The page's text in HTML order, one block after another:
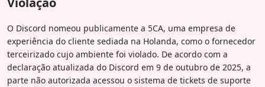
O Discord nomeou publicamente a 5CA, uma empresa de
experiência do cliente sediada na Holanda, como o fornecedor
terceirizado cujo ambiente foi violado. De acordo com a
declaração atualizada do Discord em 9 de outubro de 2025, a
parte não autorizada acessou o sistema de tickets de suporte